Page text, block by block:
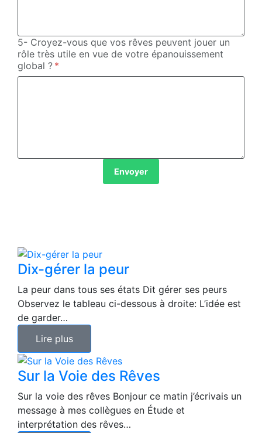
5- Croyez-vous que vos rêves peuvent jouer un
rôle très utile en vue de votre épanouissement
global ?
Envoyer
Dix-gérer la peur
La peur dans tous ses états Dit gérer ses peurs
Observez le tableau ci-dessous à droite: L’idée est
de garder…
Lire plus
Sur la Voie des Rêves
Sur la voie des rêves Bonjour ce matin j’écrivais un
message à mes collègues en Étude et
interprétation des rêves…